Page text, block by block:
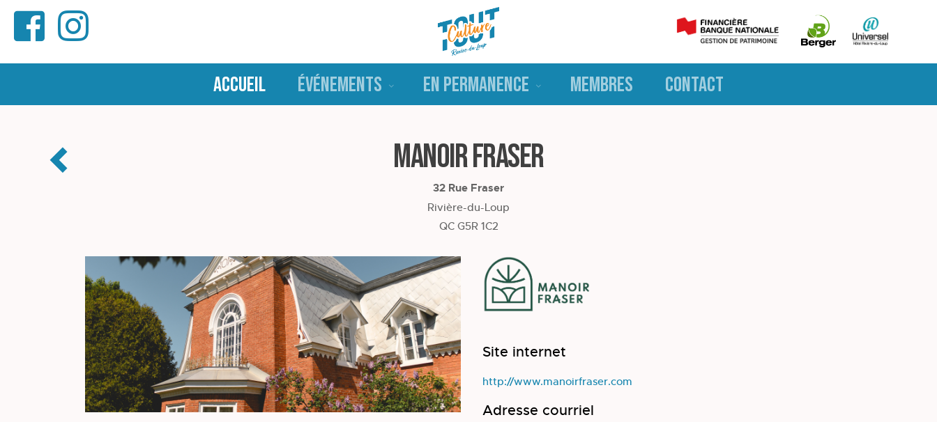
ACCUEIL ÉVÉNEMENTS EN PERMANENCE MEMBRES CONTACT
Manoir Fraser
32 Rue Fraser
Rivière-du-Loup
QC G5R 1C2
Site internet
http://www.manoirfraser.com
Adresse courriel